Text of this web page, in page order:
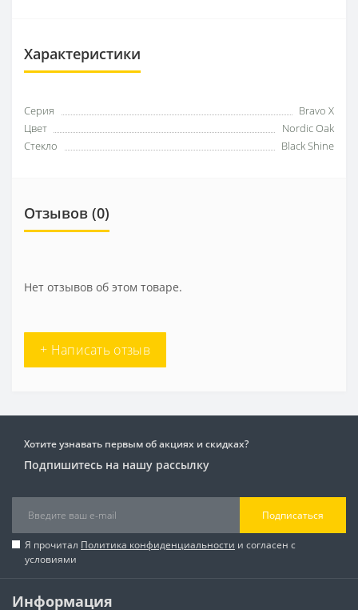
Характеристики
Серия
Bravo X
Цвет
Nordic Oak
Стекло
Black Shine
Отзывов (0)
Нет отзывов об этом товаре.
+ Написать отзыв
Хотите узнавать первым об акциях и скидках?
Подпишитесь на нашу рассылку
Подписаться
Я прочитал Политика конфиденциальности и согласен с
условиями
Информация